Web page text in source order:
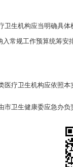
卫生机构应当明确具
入常规工作预算统筹安
医疗卫生机构应依照
市卫生健康委应急办负